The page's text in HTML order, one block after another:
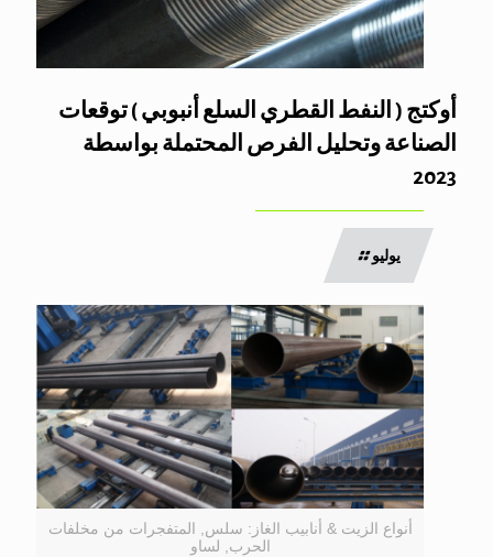
أوكتج ( النفط القطري السلع أنبوبي ) توقعات
الصناعة وتحليل الفرص المحتملة بواسطة
2023
يوليو
أنواع الزيت & أنابيب الغاز: سلس, المتفجرات من مخلفات
الحرب, لساو